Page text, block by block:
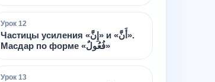
Урок 12
Частицы усиления «إِنَّ» и «أَنَّ».
Масдар по форме «فُعُولٌ»
Урок 13